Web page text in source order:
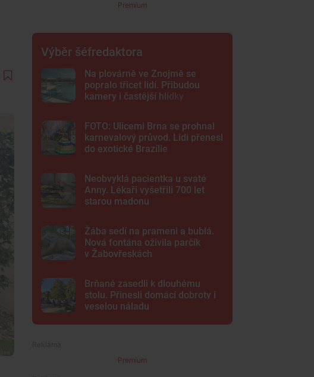
Premium
Výběr šéfredaktora
Na plovárně ve Znojmě se
popralo třicet lidí. Přibudou
kamery i častější hlídky
FOTO: Ulicemi Brna se prohnal
karnevalový průvod. Lidi přenesl
do exotické Brazílie
Neobvyklá pacientka u svaté
Anny. Lékaři vyšetřili 700 let
starou madonu
Žába sedí na prameni a bublá.
Nová fontána oživila parčík
v Žabovřeskách
Brňané zasedli k dlouhému
stolu. Přinesli domácí dobroty i
veselou náladu
Premium